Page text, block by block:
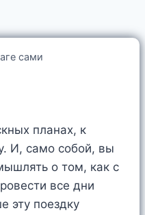
сами
планах, к
И, само собой, вы
о том, как с
все дни
эту поездку